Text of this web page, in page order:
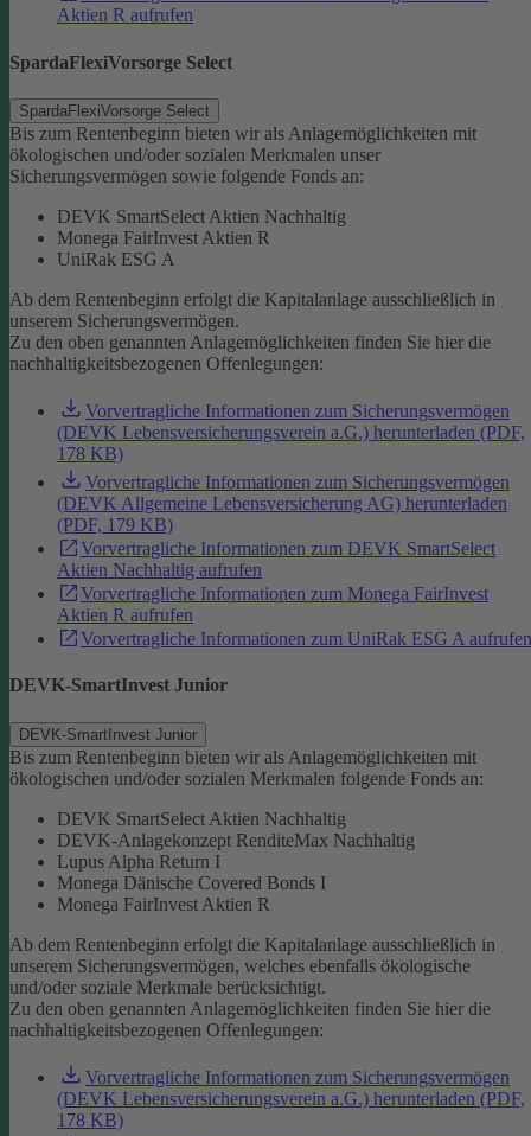
Aktien R aufrufen
SpardaFlexiVorsorge Select
SpardaFlexiVorsorge Select
Bis zum Rentenbeginn bieten wir als Anlagemöglichkeiten mit
ökologischen und/oder sozialen Merkmalen unser
Sicherungsvermögen sowie folgende Fonds an:
DEVK SmartSelect Aktien Nachhaltig
Monega FairInvest Aktien R
UniRak ESG A
Ab dem Rentenbeginn erfolgt die Kapitalanlage ausschließlich in
unserem Sicherungsvermögen.
Zu den oben genannten Anlagemöglichkeiten finden Sie hier die
nachhaltigkeitsbezogenen Offenlegungen:
Vorvertragliche Informationen zum Sicherungsvermögen
(DEVK Lebensversicherungsverein a.G.) herunterladen (PDF,
178 KB)
Vorvertragliche Informationen zum Sicherungsvermögen
(DEVK Allgemeine Lebensversicherung AG) herunterladen
(PDF, 179 KB)
Vorvertragliche Informationen zum DEVK SmartSelect
Aktien Nachhaltig aufrufen
Vorvertragliche Informationen zum Monega FairInvest
Aktien R aufrufen
Vorvertragliche Informationen zum UniRak ESG A aufrufen
DEVK-SmartInvest Junior
DEVK-SmartInvest Junior
Bis zum Rentenbeginn bieten wir als Anlagemöglichkeiten mit
ökologischen und/oder sozialen Merkmalen folgende Fonds an:
DEVK SmartSelect Aktien Nachhaltig
DEVK-Anlagekonzept RenditeMax Nachhaltig
Lupus Alpha Return I
Monega Dänische Covered Bonds I
Monega FairInvest Aktien R
Ab dem Rentenbeginn erfolgt die Kapitalanlage ausschließlich in
unserem Sicherungsvermögen, welches ebenfalls ökologische
und/oder soziale Merkmale berücksichtigt.
Zu den oben genannten Anlagemöglichkeiten finden Sie hier die
nachhaltigkeitsbezogenen Offenlegungen:
Vorvertragliche Informationen zum Sicherungsvermögen
(DEVK Lebensversicherungsverein a.G.) herunterladen (PDF,
178 KB)